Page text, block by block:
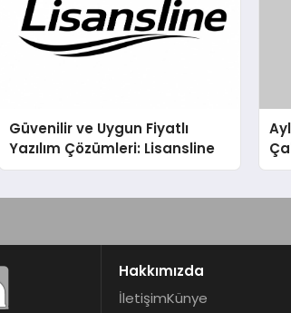
Güvenilir ve Uygun Fiyatlı
Yazılım Çözümleri: Lisansline
31
Hakkımızda
İletişimKünye